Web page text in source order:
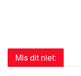
Mis dit niet: